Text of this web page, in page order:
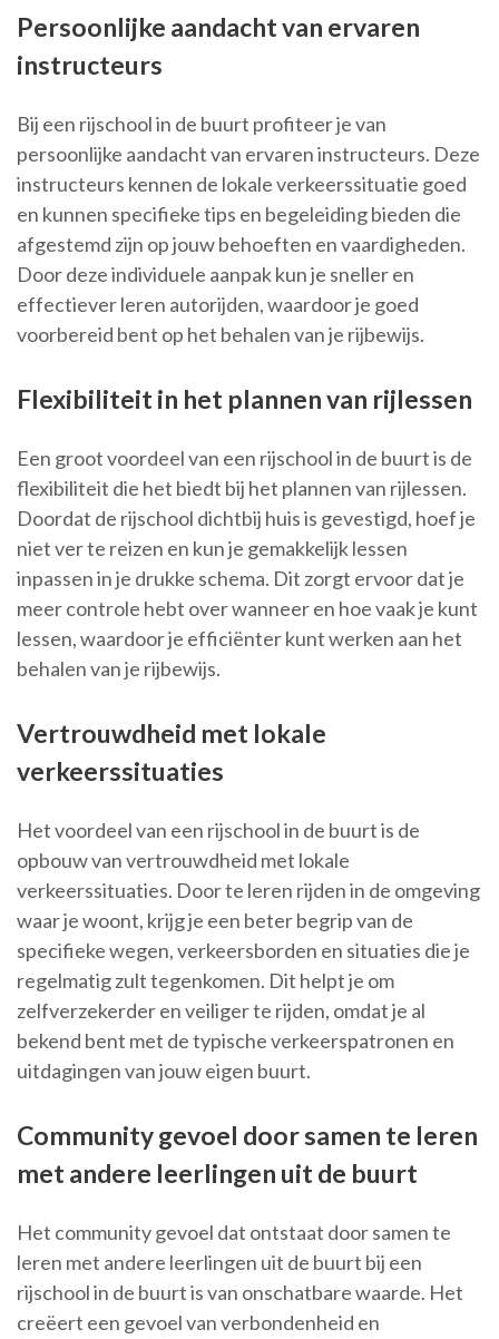
Persoonlijke aandacht van ervaren
instructeurs
Bij een rijschool in de buurt profiteer je van
persoonlijke aandacht van ervaren instructeurs. Deze
instructeurs kennen de lokale verkeerssituatie goed
en kunnen specifieke tips en begeleiding bieden die
afgestemd zijn op jouw behoeften en vaardigheden.
Door deze individuele aanpak kun je sneller en
effectiever leren autorijden, waardoor je goed
voorbereid bent op het behalen van je rijbewijs.
Flexibiliteit in het plannen van rijlessen
Een groot voordeel van een rijschool in de buurt is de
flexibiliteit die het biedt bij het plannen van rijlessen.
Doordat de rijschool dichtbij huis is gevestigd, hoef je
niet ver te reizen en kun je gemakkelijk lessen
inpassen in je drukke schema. Dit zorgt ervoor dat je
meer controle hebt over wanneer en hoe vaak je kunt
lessen, waardoor je efficiënter kunt werken aan het
behalen van je rijbewijs.
Vertrouwdheid met lokale
verkeerssituaties
Het voordeel van een rijschool in de buurt is de
opbouw van vertrouwdheid met lokale
verkeerssituaties. Door te leren rijden in de omgeving
waar je woont, krijg je een beter begrip van de
specifieke wegen, verkeersborden en situaties die je
regelmatig zult tegenkomen. Dit helpt je om
zelfverzekerder en veiliger te rijden, omdat je al
bekend bent met de typische verkeerspatronen en
uitdagingen van jouw eigen buurt.
Community gevoel door samen te leren
met andere leerlingen uit de buurt
Het community gevoel dat ontstaat door samen te
leren met andere leerlingen uit de buurt bij een
rijschool in de buurt is van onschatbare waarde. Het
creëert een gevoel van verbondenheid en